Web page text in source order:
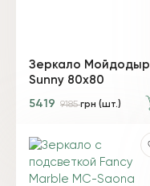
Зеркало Мойдодыр
Sunny 80x80
5419 9185грн (шт.)